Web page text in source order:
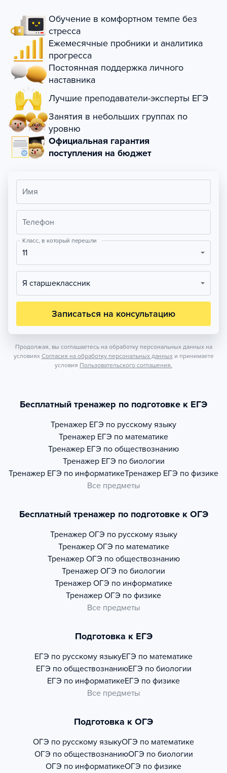
Обучение в комфортном темпе без
стресса
Ежемесячные пробники и аналитика
прогресса
Постоянная поддержка личного
наставника
Лучшие преподаватели-эксперты ЕГЭ
Занятия в небольших группах по
уровню
Официальная гарантия
поступления на бюджет
Имя
Телефон
Класс, в который перешли
11
Я старшеклассник
Записаться на консультацию
Продолжая, вы соглашаетесь на обработку персональных данных на
условиях Согласия на обработку персональных данных и принимаете
условия Пользовательского соглашения.
Бесплатный тренажер по подготовке к ЕГЭ
Тренажер ЕГЭ по русскому языку
Тренажер ЕГЭ по математике
Тренажер ЕГЭ по обществознанию
Тренажер ЕГЭ по биологии
Тренажер ЕГЭ по информатикеТренажер ЕГЭ по физике
Все предметы
Бесплатный тренажер по подготовке к ОГЭ
Тренажер ОГЭ по русскому языку
Тренажер ОГЭ по математике
Тренажер ОГЭ по обществознанию
Тренажер ОГЭ по биологии
Тренажер ОГЭ по информатике
Тренажер ОГЭ по физике
Все предметы
Подготовка к ЕГЭ
ЕГЭ по русскому языкуЕГЭ по математике
ЕГЭ по обществознаниюЕГЭ по биологии
ЕГЭ по информатикеЕГЭ по физике
Все предметы
Подготовка к ОГЭ
ОГЭ по русскому языкуОГЭ по математике
ОГЭ по обществознаниюОГЭ по биологии
ОГЭ по информатикеОГЭ по физике